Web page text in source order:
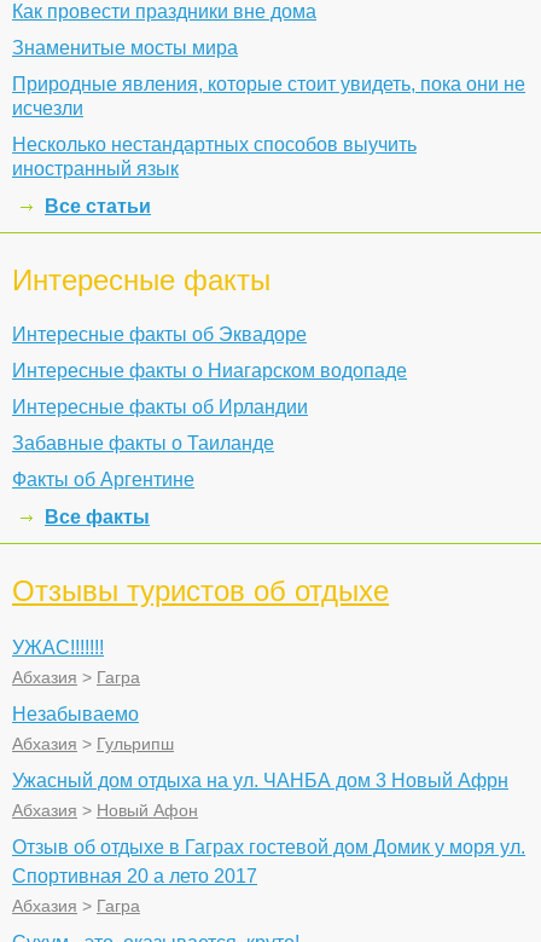
Как провести праздники вне дома
Знаменитые мосты мира
Природные явления, которые стоит увидеть, пока они не
исчезли
Несколько нестандартных способов выучить
иностранный язык
Все статьи
Интересные факты
Интересные факты об Эквадоре
Интересные факты о Ниагарском водопаде
Интересные факты об Ирландии
Забавные факты о Таиланде
Факты об Аргентине
Все факты
Отзывы туристов об отдыхе
УЖАС!!!!!!!
Абхазия > Гагра
Незабываемо
Абхазия > Гульрипш
Ужасный дом отдыха на ул. ЧАНБА дом 3 Новый Афрн
Абхазия > Новый Афон
Отзыв об отдыхе в Гаграх гостевой дом Домик у моря ул.
Спортивная 20 а лето 2017
Абхазия > Гагра